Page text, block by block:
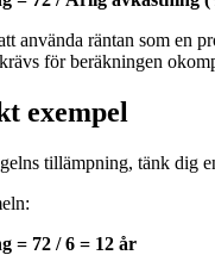
använda räntan som en
för beräkningen
exempel
tillämpning, tänk dig
= 72 / 6 = 12 år